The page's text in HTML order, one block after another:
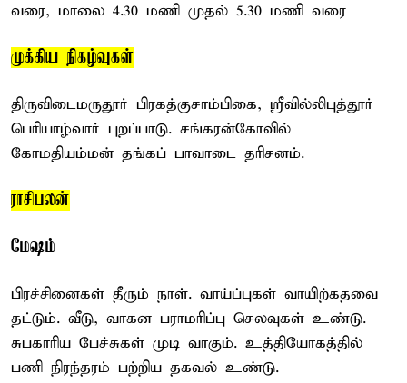
வரை, மாலை 4.30 மணி முதல் 5.30 மணி வரை
முக்கிய நிகழ்வுகள்
திருவிடைமருதூர் பிரகத்குசாம்பிகை, ஸ்ரீவில்லிபுத்தூர்
பெரியாழ்வார் புறப்பாடு. சங்கரன்கோவில்
கோமதியம்மன் தங்கப் பாவாடை தரிசனம்.
ராசிபலன்
மேஷம்
பிரச்சினைகள் தீரும் நாள். வாய்ப்புகள் வாயிற்கதவை
தட்டும். வீடு, வாகன பராமரிப்பு செலவுகள் உண்டு.
சுபகாரிய பேச்சுகள் முடி வாகும். உத்தியோகத்தில்
பணி நிரந்தரம் பற்றிய தகவல் உண்டு.